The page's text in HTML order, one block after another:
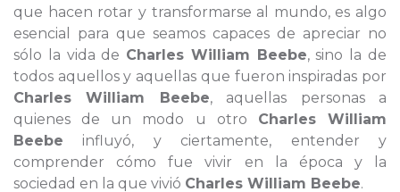
que hacen rotar y transformarse al mundo, es algo
esencial para que seamos capaces de apreciar no
sólo la vida de Charles William Beebe, sino la de
todos aquellos y aquellas que fueron inspiradas por
Charles William Beebe, aquellas personas a
quienes de un modo u otro Charles William
Beebe influyó, y ciertamente, entender y
comprender cómo fue vivir en la época y la
sociedad en la que vivió Charles William Beebe.